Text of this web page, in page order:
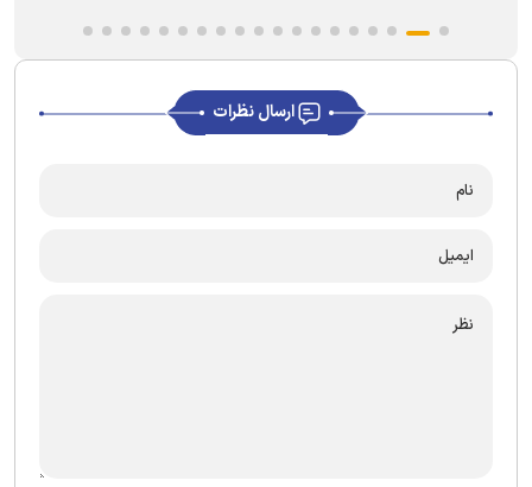
ارسال نظرات